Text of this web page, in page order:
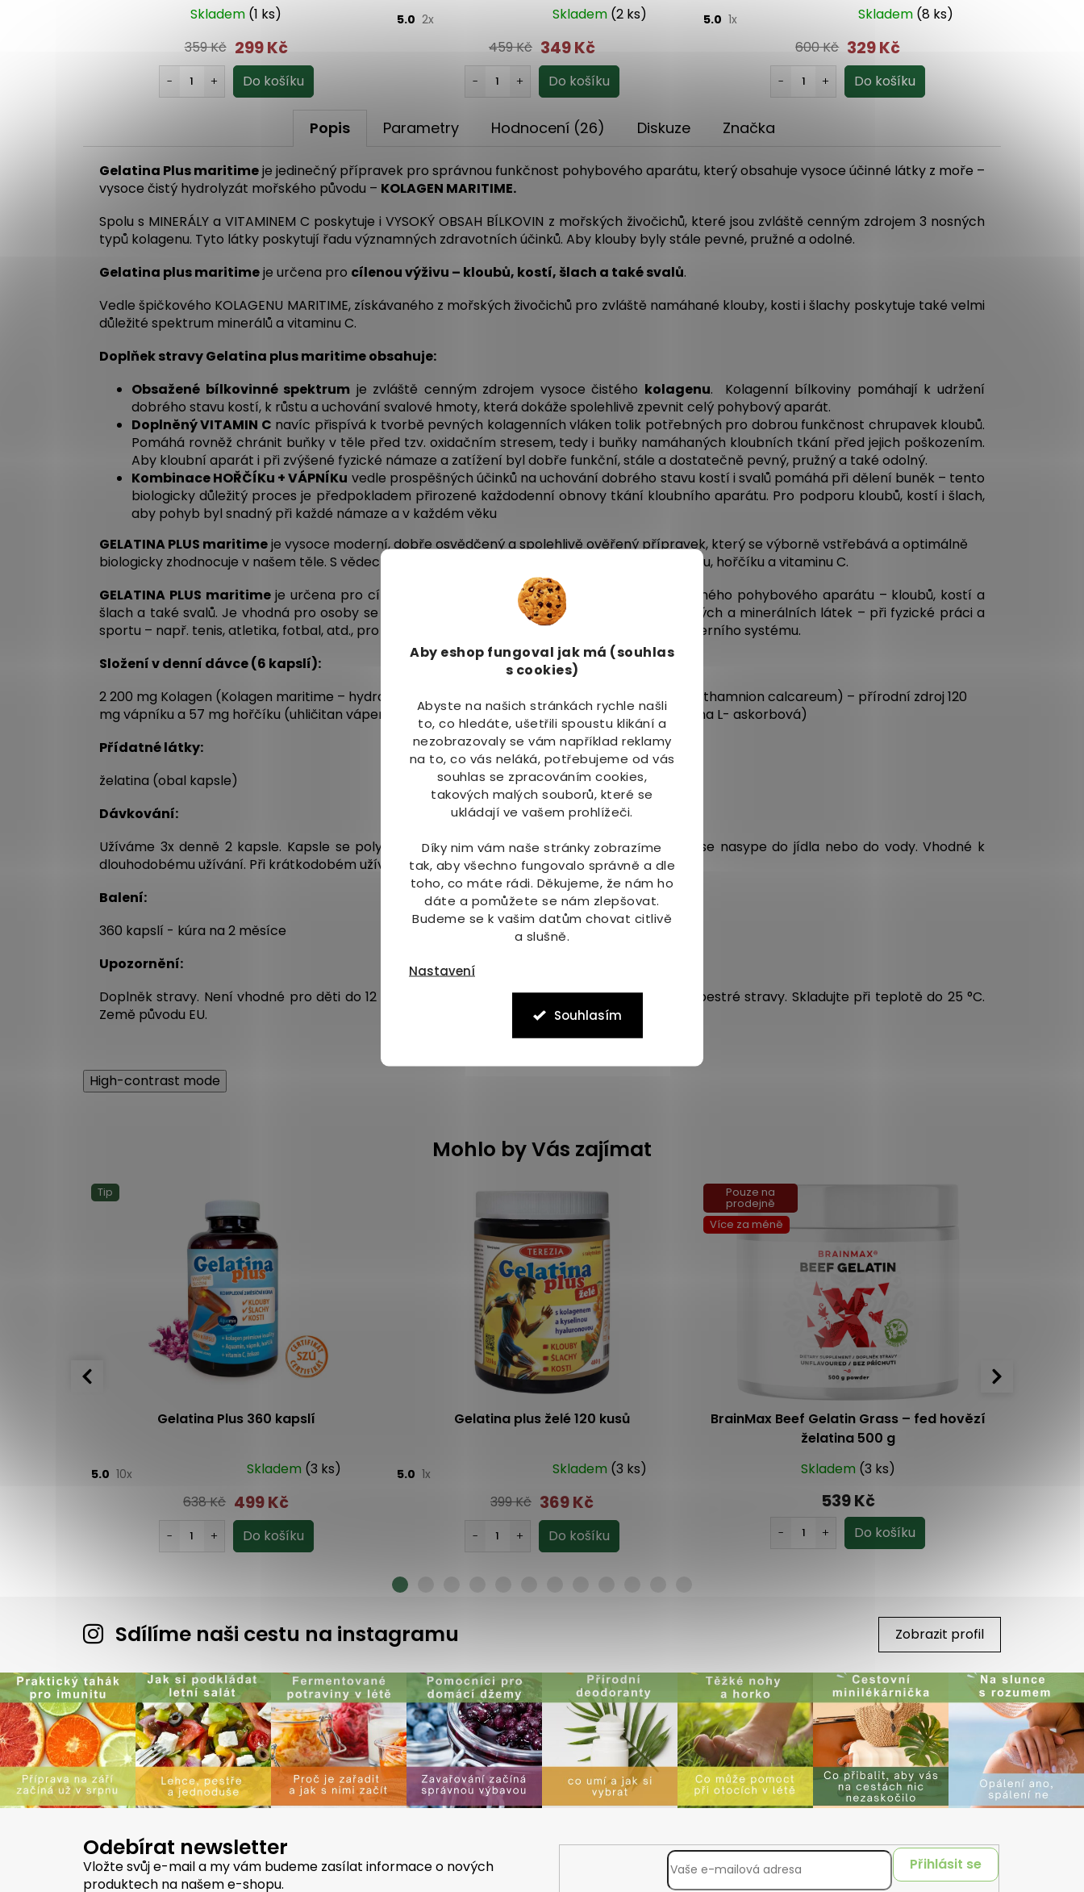
Aby eshop fungoval jak má (souhlas
s cookies)
Abyste na našich stránkách rychle našli
to, co hledáte, ušetřili spoustu klikání a
nezobrazovaly se vám například reklamy
na to, co vás neláká, potřebujeme od vás
souhlas se zpracováním cookies,
takových malých souborů, které se
ukládají ve vašem prohlížeči.
Díky nim vám naše stránky zobrazíme
tak, aby všechno fungovalo správně a dle
toho, co máte rádi. Děkujeme, že nám ho
dáte a pomůžete se nám zlepšovat.
Budeme se k vašim datům chovat citlivě
a slušně.
Nastavení
Souhlasím
Skladem (1 ks)
359 Kč 299 Kč
5.0 2x Skladem (2 ks)
459 Kč 349 Kč
5.0 1x Skladem (8 ks)
600 Kč 329 Kč
Popis Parametry Hodnocení (26) Diskuze Značka
Gelatina Plus maritimeje jedinečný přípravek pro správnou funkčnost pohybového aparátu, který obsahuje vysoce účinné látky z moře –
vysoce čistý hydrolyzát mořského původu – KOLAGEN MARITIME.
Spolu s MINERÁLY a VITAMINEM C poskytuje i VYSOKÝ OBSAH BÍLKOVIN z mořských živočichů, které jsou zvláště cenným zdrojem 3 nosných
typů kolagenu. Tyto látky poskytují řadu významných zdravotních účinků. Aby klouby byly stále pevné, pružné a odolné.
Gelatina plus maritimeje určena pro cílenou výživu – kloubů, kostí, šlach a také svalů.
Vedle špičkového KOLAGENU MARITIME, získávaného z mořských živočichů pro zvláště namáhané klouby, kosti i šlachy poskytuje také velmi
důležité spektrum minerálů a vitaminu C.
Doplňek stravyGelatina plus maritime obsahuje:
Obsažené bílkovinné spektrum je zvláště cenným zdrojem vysoce čistého kolagenu. Kolagenní bílkoviny pomáhají k udržení
dobrého stavu kostí, k růstu a uchování svalové hmoty, která dokáže spolehlivě zpevnit celý pohybový aparát.
Doplněný VITAMIN C navíc přispívá k tvorbě pevných kolagenních vláken tolik potřebných pro dobrou funkčnost chrupavek kloubů.
Pomáhá rovněž chránit buňky v těle před tzv. oxidačním stresem, tedy i buňky namáhaných kloubních tkání před jejich poškozením.
Aby kloubní aparát i při zvýšené fyzické námaze a zatížení byl dobře funkční, stále a dostatečně pevný, pružný a také odolný.
Kombinace HOŘČÍKu + VÁPNÍKu vedle prospěšných účinků na uchování dobrého stavu kostí i svalů pomáhá při dělení buněk – tento
biologicky důležitý proces je předpokladem přirozené každodenní obnovy tkání kloubního aparátu. Pro podporu kloubů, kostí i šlach,
aby pohyb byl snadný při každé námaze a v každém věku
GELATINA PLUS maritimeje vysoce moderní, dobře osvědčený a spolehlivě ověřený přípravek, který se výborně vstřebává a optimálně
biologicky zhodnocuje v našem těle. S vědecky potvrzenými zdravotními účinky bílkovin, vápníku, hořčíku a vitaminu C.
GELATINA PLUS maritimeje určena pro cílenou výživu zvláště namáhaného nebo opotřebeného pohybového aparátu – kloubů, kostí a
šlach a také svalů. Je vhodná pro osoby se zvýšenou potřebou zdraví prospěšných bílkovinných a minerálních látek – při fyzické práci a
sportu – např. tenis, atletika, fotbal, atd., pro uchování a podporu dobré funkčnosti celého kosterního systému.
Složení v denní dávce (6 kapslí):
2 200 mg Kolagen (Kolagen maritime – hydrolyzovaný kolagen z mořských ryb
), Aquamin (Lithothamnion calcareum) – přírodní zdroj 120
mg vápníku a 57 mg hořčíku (uhličitan vápenatý, hydroxid hořečnatý), 24 mg Vitamin C (kyselina L- askorbová)
Přídatné látky:
želatina (obal kapsle)
Dávkování:
Užíváme 3x denně 2 kapsle. Kapsle se polyká celá a zapíjí vodou, nebo se rozdělí a obsah se nasype do jídla nebo do vody. Vhodné k
dlouhodobému užívání. Při krátkodobém užívaní je možné dávky zdvojnásobit.
Balení:
360 kapslí - kúra na 2 měsíce
Upozornění:
Doplněk stravy. Není vhodné pro děti do 12 let. Uchovávejte mimo dosah dětí. Není náhrada pestré stravy. Skladujte při teplotě do 25 °C.
Země původu EU.
High-contrast mode
Mohlo by Vás zajímat
Tip
Gelatina Plus 360 kapslí
5.0 10x Skladem (3 ks)
638 Kč 499 Kč
Gelatina plus želé 120 kusů
5.0 1x Skladem (3 ks)
399 Kč 369 Kč
Pouze na
prodejně
Více za méně
BrainMax Beef Gelatin Grass – fed hovězí
želatina 500 g
Skladem (3 ks)
539 Kč
Sdílíme naši cestu na instagramu Zobrazit profil
Odebírat newsletter
Vložte svůj e-mail a my vám budeme zasílat informace o nových
produktech na našem e-shopu.
Přihlásit se